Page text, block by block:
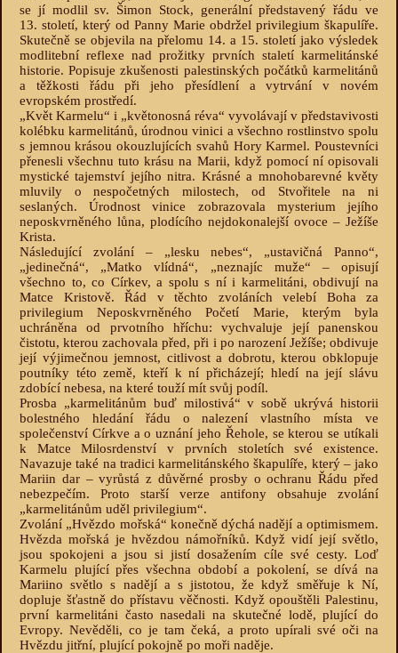
se jí modlil sv. Šimon Stock, generální představený řádu ve
13. století, který od Panny Marie obdržel privilegium škapulíře.
Skutečně se objevila na přelomu 14. a 15. století jako výsledek
modlitební reflexe nad prožitky prvních staletí karmelitánské
historie. Popisuje zkušenosti palestinských počátků karmelitánů
a těžkosti řádu při jeho přesídlení a vytrvání v novém
evropském prostředí.
„Květ Karmelu“ i „květonosná réva“ vyvolávají v představivosti
kolébku karmelitánů, úrodnou vinici a všechno rostlinstvo spolu
s jemnou krásou okouzlujících svahů Hory Karmel. Poustevníci
přenesli všechnu tuto krásu na Marii, když pomocí ní opisovali
mystické tajemství jejího nitra. Krásné a mnohobarevné květy
mluvily o nespočetných milostech, od Stvořitele na ni
seslaných. Úrodnost vinice zobrazovala mysterium jejího
neposkvrněného lůna, plodícího nejdokonalejší ovoce – Ježíše
Krista.
Následující zvolání – „lesku nebes“, „ustavičná Panno“,
„jedinečná“, „Matko vlídná“, „neznajíc muže“ – opisují
všechno to, co Církev, a spolu s ní i karmelitáni, obdivují na
Matce Kristově. Řád v těchto zvoláních velebí Boha za
privilegium Neposkvrněného Početí Marie, kterým byla
uchráněna od prvotního hříchu: vychvaluje její panenskou
čistotu, kterou zachovala před, při i po narození Ježíše; obdivuje
její výjimečnou jemnost, citlivost a dobrotu, kterou obklopuje
poutníky této země, kteří k ní přicházejí; hledí na její slávu
zdobící nebesa, na které touží mít svůj podíl.
Prosba „karmelitánům buď milostivá“ v sobě ukrývá historii
bolestného hledání řádu o nalezení vlastního místa ve
společenství Církve a o uznání jeho Řehole, se kterou se utíkali
k Matce Milosrdenství v prvních stoletích své existence.
Navazuje také na tradici karmelitánského škapulíře, který – jako
Mariin dar – vyrůstá z důvěrné prosby o ochranu Řádu před
nebezpečím. Proto starší verze antifony obsahuje zvolání
„karmelitánům uděl privilegium“.
Zvolání „Hvězdo mořská“ konečně dýchá nadějí a optimismem.
Hvězda mořská je hvězdou námořníků. Když vidí její světlo,
jsou spokojeni a jsou si jistí dosažením cíle své cesty. Loď
Karmelu plující přes všechna období a pokolení, se dívá na
Mariino světlo s nadějí a s jistotou, že když směřuje k Ní,
dopluje šťastně do přístavu věčnosti. Když opouštěli Palestinu,
první karmelitáni často nasedali na skutečné lodě, plující do
Evropy. Nevěděli, co je tam čeká, a proto upírali své oči na
Hvězdu jitřní, plující pokojně po moři naděje.